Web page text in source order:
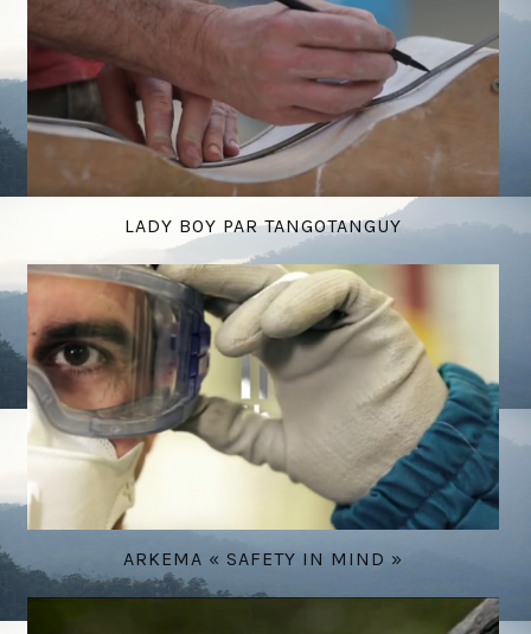
LADY BOY PAR TANGOTANGUY
ARKEMA « SAFETY IN MIND »